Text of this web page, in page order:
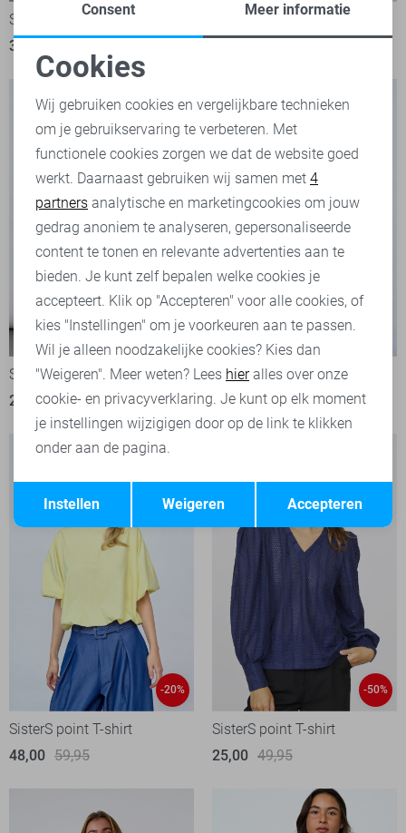
SisterS point T-shirt
31,99
SisterS point T-shirt
-50%
SisterS point T-shirt
25,00 49,95
SisterS point T-shirt
59,95
-20%
SisterS point T-shirt
48,00 59,95
-50%
SisterS point T-shirt
25,00 49,95
Noodzakelijke cookies
Personalisatie cookies
Analytische cookies
Marketing cookies
Terug Opslaan
Consent Meer informatie
Cookies
Wij gebruiken cookies en vergelijkbare technieken
om je gebruikservaring te verbeteren. Met
functionele cookies zorgen we dat de website goed
werkt. Daarnaast gebruiken wij samen met 4
partners analytische en marketingcookies om jouw
gedrag anoniem te analyseren, gepersonaliseerde
content te tonen en relevante advertenties aan te
bieden. Je kunt zelf bepalen welke cookies je
accepteert. Klik op "Accepteren" voor alle cookies, of
kies "Instellingen" om je voorkeuren aan te passen.
Wil je alleen noodzakelijke cookies? Kies dan
"Weigeren". Meer weten? Lees hieralles over onze
cookie- en privacyverklaring. Je kunt op elk moment
je instellingen wijzigigen door op de link te klikken
onder aan de pagina.
Accepteren
Weigeren
Instellen